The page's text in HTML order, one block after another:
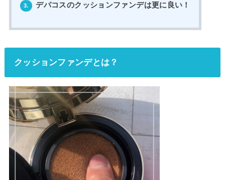
3. デパコスのクッションファンデは更に良い！
クッションファンデとは？